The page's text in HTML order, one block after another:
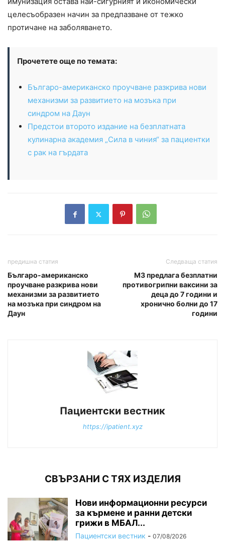
целесъобразен начин за предпазване от тежко
протичане на заболяването.
Прочетете още по темата:
Българо-американско проучване разкрива нови
механизми за развитието на мозъка при
синдром на Даун
Предстои второто издание на безплатната
кулинарна академия „Сила в чиния“ за пациентки
с рак на гърдата
предишна статия
Българо-американско
проучване разкрива нови
механизми за развитието
на мозъка при синдром на
Даун
Следваща статия
МЗ предлага безплатни
противогрипни ваксини за
деца до 7 години и
хронично болни до 17
години
Пациентски вестник
https://ipatient.xyz
СВЪРЗАНИ С ТЯХ ИЗДЕЛИЯ
Нови информационни ресурси
за кърмене и ранни детски
грижи в МБАЛ...
Пациентски вестник - 07/08/2026